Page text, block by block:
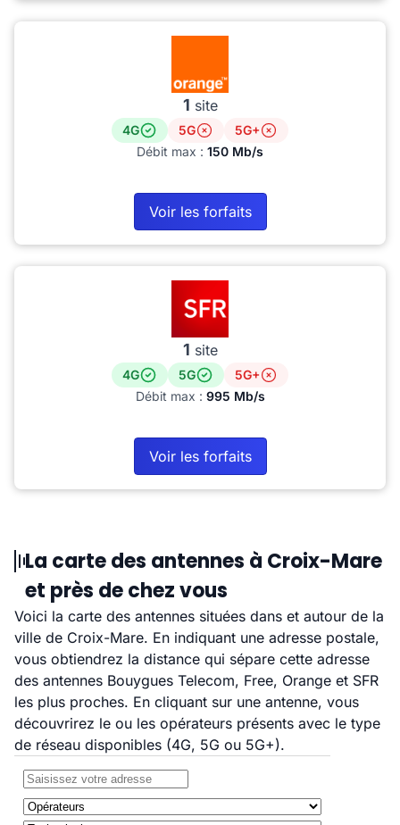
1 site
4G 5G
5G+
Débit max : 150 Mb/s
Voir les forfaits
1 site
4G 5G
5G+
Débit max : 995 Mb/s
Voir les forfaits
La carte des antennes à Croix-Mare
et près de chez vous
Voici la carte des antennes situées dans et autour de la
ville de Croix-Mare. En indiquant une adresse postale,
vous obtiendrez la distance qui sépare cette adresse
des antennes Bouygues Telecom, Free, Orange et SFR
les plus proches. En cliquant sur une antenne, vous
découvrirez le ou les opérateurs présents avec le type
de réseau disponibles (4G, 5G ou 5G+).